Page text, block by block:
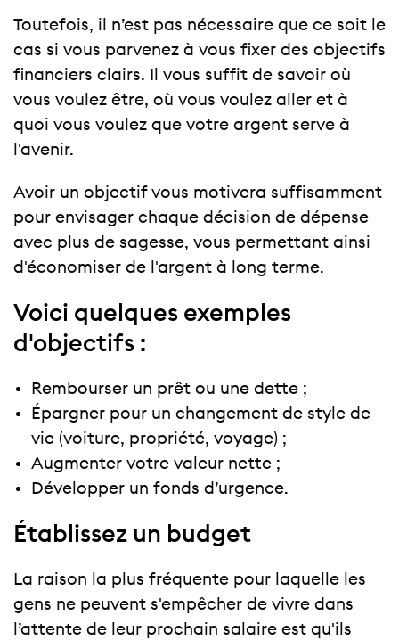
Toutefois, il n’est pas nécessaire que ce soit le
cas si vous parvenez à vous fixer des objectifs
financiers clairs. Il vous suffit de savoir où
vous voulez être, où vous voulez aller et à
quoi vous voulez que votre argent serve à
l'avenir.
Avoir un objectif vous motivera suffisamment
pour envisager chaque décision de dépense
avec plus de sagesse, vous permettant ainsi
d'économiser de l'argent à long terme.
Voici quelques exemples
d'objectifs :
Rembourser un prêt ou une dette ;
Épargner pour un changement de style de
vie (voiture, propriété, voyage) ;
Augmenter votre valeur nette ;
Développer un fonds d’urgence.
Établissez un budget
La raison la plus fréquente pour laquelle les
gens ne peuvent s'empêcher de vivre dans
l’attente de leur prochain salaire est qu'ils